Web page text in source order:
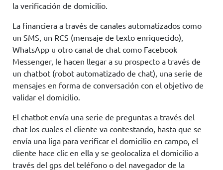
la verificación de domicilio.
La financiera a través de canales automatizados como
un SMS, un RCS (mensaje de texto enriquecido),
WhatsApp u otro canal de chat como Facebook
Messenger, le hacen llegar a su prospecto a través de
un chatbot (robot automatizado de chat), una serie de
mensajes en forma de conversación con el objetivo de
validar el domicilio.
El chatbot envía una serie de preguntas a través del
chat los cuales el cliente va contestando, hasta que se
envía una liga para verificar el domicilio en campo, el
cliente hace clic en ella y se geolocaliza el domicilio a
través del gps del teléfono o del navegador de la